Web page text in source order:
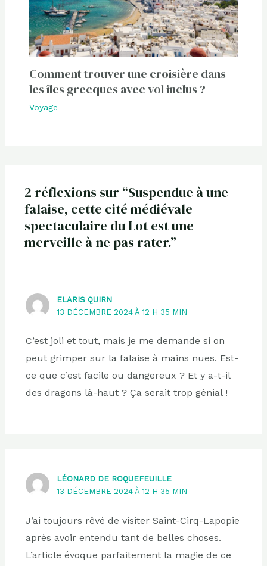
Comment trouver une croisière dans
les îles grecques avec vol inclus ?
Voyage
2 réflexions sur “Suspendue à une
falaise, cette cité médiévale
spectaculaire du Lot est une
merveille à ne pas rater.”
ELARIS QUIRN
13 DÉCEMBRE 2024 À 12 H 35 MIN
C’est joli et tout, mais je me demande si on
peut grimper sur la falaise à mains nues. Est-
ce que c’est facile ou dangereux ? Et y a-t-il
des dragons là-haut ? Ça serait trop génial !
LÉONARD DE ROQUEFEUILLE
13 DÉCEMBRE 2024 À 12 H 35 MIN
J’ai toujours rêvé de visiter Saint-Cirq-Lapopie
après avoir entendu tant de belles choses.
L’article évoque parfaitement la magie de ce